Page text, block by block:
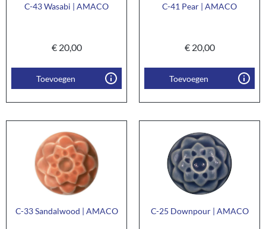
C-43 Wasabi | AMACO
€20,00
Toevoegen
C-41 Pear | AMACO
€20,00
Toevoegen
C-33 Sandalwood | AMACO C-25 Downpour | AMACO